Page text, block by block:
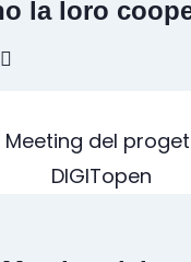
la loro